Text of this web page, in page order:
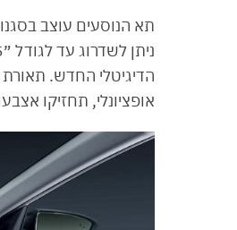
אופציונלי, תחזיקו